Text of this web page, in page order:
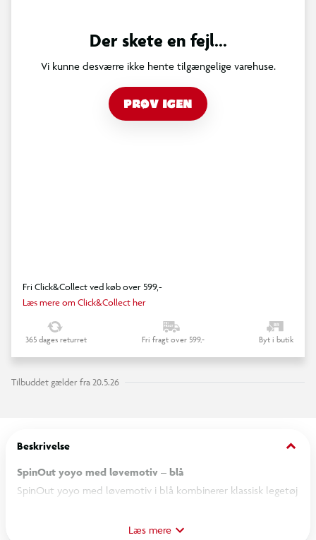
Der skete en fejl...
Vi kunne desværre ikke hente tilgængelige varehuse.
PRØV IGEN
Fri Click&Collect ved køb over 599,-
Læs mere om Click&Collect her
365 dages returret Fri fragt over 599,- Byt i butik
Tilbuddet gælder fra 20.5.26
Beskrivelse keyboard_arrow_down
SpinOut yoyo med løvemotiv – blå
SpinOut yoyo med løvemotiv i blå kombinerer klassisk legetøj
blå løveprint giver et livligt og fantasifuldt udtryk, når yoyoen
Læs mere